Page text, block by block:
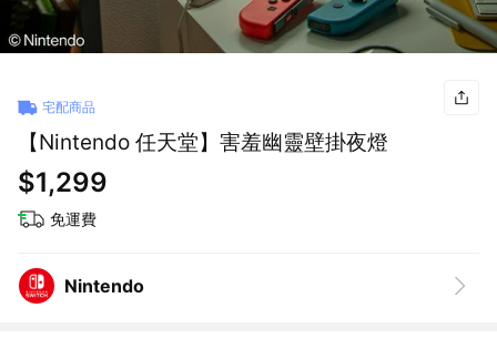
宅配商品
【Nintendo 任天堂】害羞幽靈壁掛夜燈
$1,299
免運費
Nintendo